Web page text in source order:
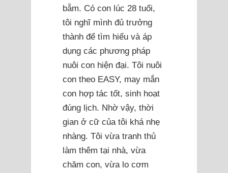
bẫm. Có con lúc 28 tuổi,
tôi nghĩ mình đủ trưởng
thành để tìm hiểu và áp
dụng các phương pháp
nuôi con hiện đại. Tôi nuôi
con theo EASY, may mắn
con hợp tác tốt, sinh hoạt
đúng lịch. Nhờ vậy, thời
gian ở cữ của tôi khá nhẹ
nhàng. Tôi vừa tranh thủ
làm thêm tại nhà, vừa
chăm con, vừa lo cơm